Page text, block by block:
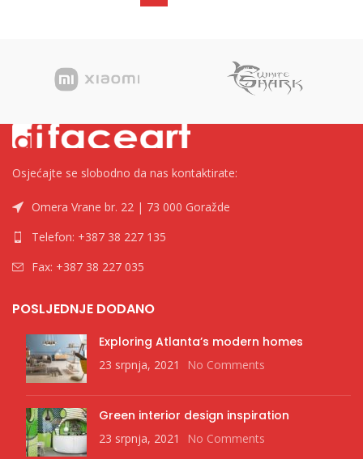
Osjećajte se slobodno da nas kontaktirate:
Omera Vrane br. 22 | 73 000 Goražde
Telefon: +387 38 227 135
Fax: +387 38 227 035
POSLJEDNJE DODANO
Exploring Atlanta’s modern homes
23 srpnja, 2021 No Comments
Green interior design inspiration
23 srpnja, 2021 No Comments